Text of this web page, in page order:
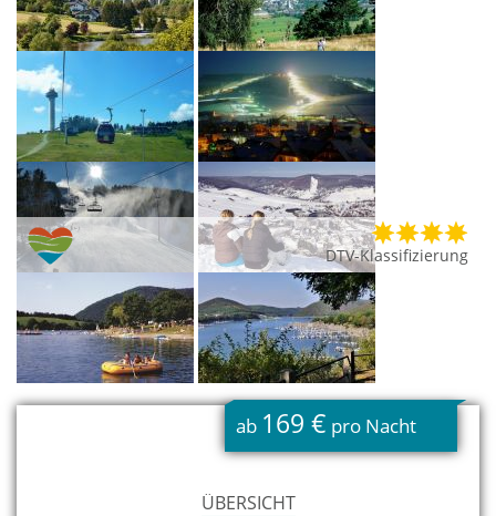
DTV-Klassifizierung
ab 169 € pro Nacht
ÜBERSICHT